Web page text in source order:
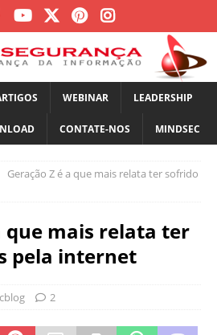
WEBINAR LEADERSHIP
CONTATE-NOS MINDSEC
Geração Z é a que mais relata ter sofrido
que mais relata ter
pela internet
2